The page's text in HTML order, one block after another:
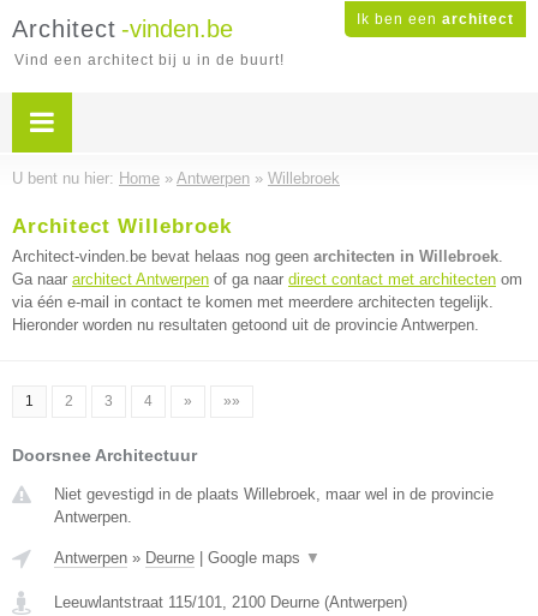
Ik ben een architect
Architect -vinden.be
Vind een architect bij u in de buurt!
U bent nu hier: Home » Antwerpen » Willebroek
Architect Willebroek
Architect-vinden.be bevat helaas nog geen architecten in Willebroek.
Ga naar architect Antwerpen of ga naar direct contact met architecten om
via één e-mail in contact te komen met meerdere architecten tegelijk.
Hieronder worden nu resultaten getoond uit de provincie Antwerpen.
1 2 3 4 » »»
Doorsnee Architectuur
Niet gevestigd in de plaats Willebroek, maar wel in de provincie
Antwerpen.
Antwerpen » Deurne Google maps ▼
Leeuwlantstraat 115/101, 2100 Deurne (Antwerpen)